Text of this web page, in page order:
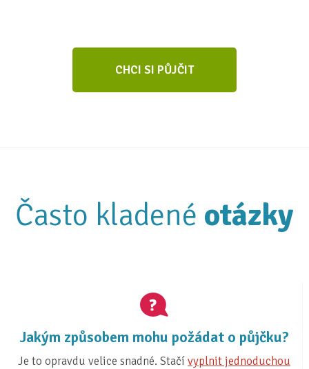
CHCI SI PŮJČIT
Často kladené otázky
Jakým způsobem mohu požádat o půjčku?
Je to opravdu velice snadné. Stačívyplnit jednoduchou